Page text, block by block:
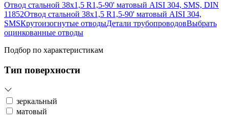
Отвод стальной 38х1,5 R1,5-90' матовый AISI 304, SMS, DIN
11852Отвод стальной 38х1,5 R1,5-90' матовый AISI 304,
SMSКрутоизогнутые отводыДетали трубопроводовВыбрать
оцинкованные отводы
Подбор по характеристикам
Тип поверхности
зеркальный
матовый